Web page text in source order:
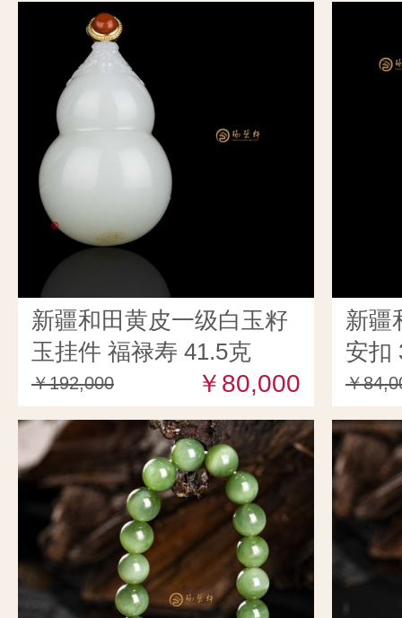
新疆和田黄皮一级白玉籽
玉挂件 福禄寿 41.5克
￥192,000 ￥80,000
新疆
安扣
￥